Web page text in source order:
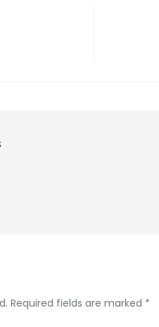
Required fields are marked *